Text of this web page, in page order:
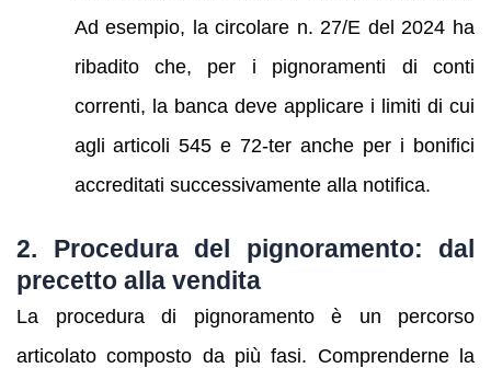
Ad esempio, la circolare n. 27/E del 2024 ha
ribadito che, per i pignoramenti di conti
correnti, la banca deve applicare i limiti di cui
agli articoli 545 e 72‑ter anche per i bonifici
accreditati successivamente alla notifica.
2. Procedura del pignoramento: dal
precetto alla vendita
La procedura di pignoramento è un percorso
articolato composto da più fasi. Comprenderne la